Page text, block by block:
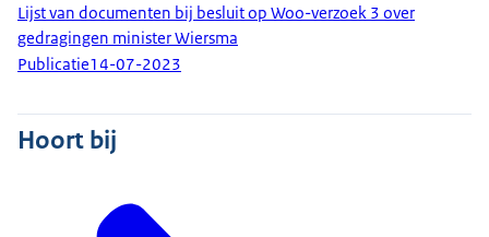
Lijst van documenten bij besluit op Woo-verzoek 3 over
gedragingen minister Wiersma
Publicatie14-07-2023
Hoort bij